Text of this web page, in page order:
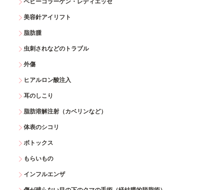
美容針アイリフト
脂肪腫
虫刺されなどのトラブル
外傷
ヒアルロン酸注入
耳のしこり
脂肪溶解注射（カベリンなど）
体表のシコリ
ボトックス
もらいもの
インフルエンザ